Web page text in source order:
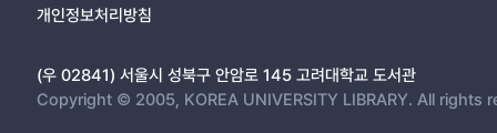
개인정보처리방침
(우 02841) 서울시 성북구 안암로 145 고려대학교 도서관
Copyright © 2005, KOREA UNIVERSITY LIBRARY. All rights